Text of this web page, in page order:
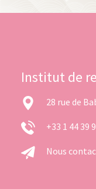
Institut de
28 rue de
+33 1 44 39
Nous